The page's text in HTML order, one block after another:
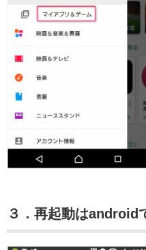
３．再起動はandroid